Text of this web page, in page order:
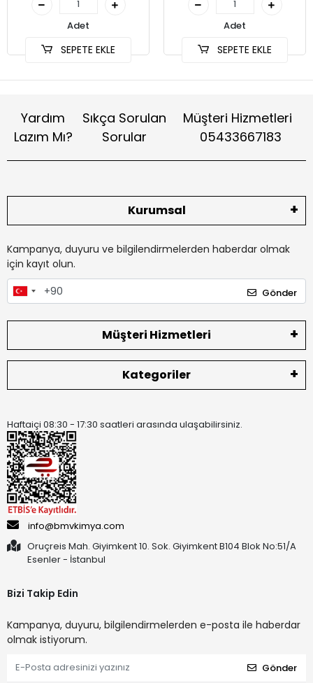
Adet
SEPETE EKLE
Adet
SEPETE EKLE
Yardım
Lazım Mı?
Sıkça Sorulan
Sorular
Müşteri Hizmetleri
05433667183
Kurumsal
Kampanya, duyuru ve bilgilendirmelerden haberdar olmak
için kayıt olun.
Gönder
Müşteri Hizmetleri
Kategoriler
Haftaiçi 08:30 - 17:30 saatleri arasında ulaşabilirsiniz.
info@bmvkimya.com
Oruçreis Mah. Giyimkent 10. Sok. Giyimkent B104 Blok No:51/A
Esenler - İstanbul
Bizi Takip Edin
Kampanya, duyuru, bilgilendirmelerden e-posta ile haberdar
olmak istiyorum.
Gönder